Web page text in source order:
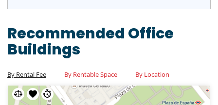
Recommended Office
Buildings
By Rental Fee By Rentable Space By Location